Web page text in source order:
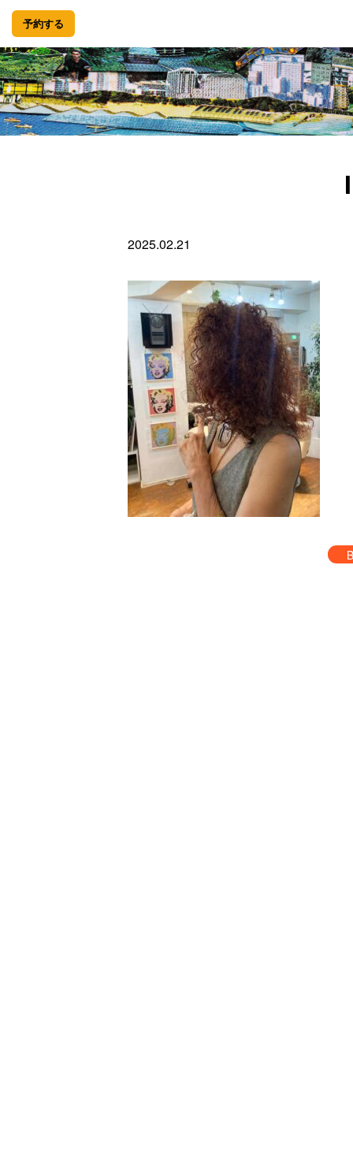
予約する
2025.02.21